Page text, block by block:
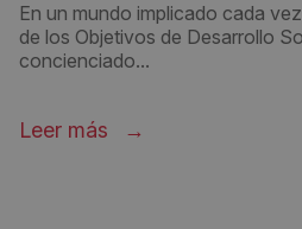
En un mundo implicado cada
de los Objetivos de Desarrollo
concienciado...
Leer más